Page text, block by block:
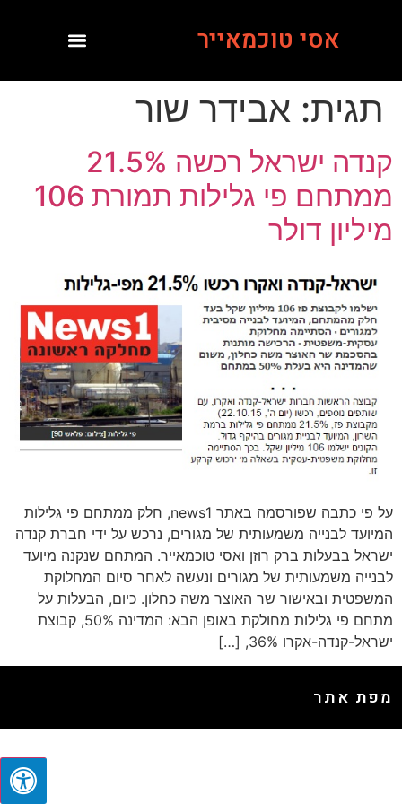
אסי טוכמאייר
תגית: אבידר שור
קנדה ישראל רכשה 21.5%
ממתחם פי גלילות תמורת 106
מיליון דולר
על פי כתבה שפורסמה באתר news1, חלק ממתחם פי גלילות
המיועד לבנייה משמעותית של מגורים, נרכש על ידי חברת קנדה
ישראל בבעלות ברק רוזן ואסי טוכמאייר. המתחם שנקנה מיועד
לבנייה משמעותית של מגורים ונעשה לאחר סיום המחלוקת
המשפטית ובאישור שר האוצר משה כחלון. כיום, הבעלות על
מתחם פי גלילות מחולקת באופן הבא: המדינה 50%, קבוצת
ישראל-קנדה-אקרו 36%, […]
מפת אתר